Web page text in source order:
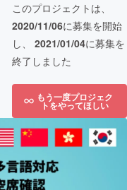
このプロジェクトは、
2020/11/06に募集を開始
し、 2021/01/04に募集を
終了しました
もう一度プロジェク
トをやってほしい